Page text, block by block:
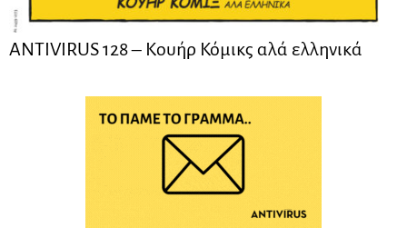
ANTIVIRUS 128 – Kουήρ Κόμικς αλά ελληνικά